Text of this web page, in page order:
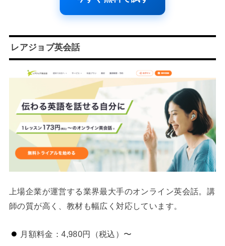
レアジョブ英会話
上場企業が運営する業界最大手のオンライン英会話。講
師の質が高く、教材も幅広く対応しています。
月額料金：4,980円（税込）〜